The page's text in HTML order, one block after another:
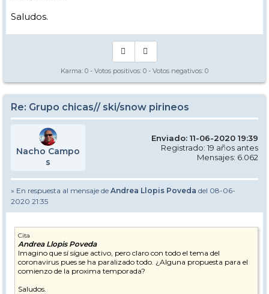
Saludos.
Karma: 0 - Votos positivos: 0 - Votos negativos: 0
Re: Grupo chicas// ski/snow pirineos
Nacho Campo
s
Enviado: 11-06-2020 19:39
Registrado: 19 años antes
Mensajes: 6.062
» En respuesta al mensaje de Andrea Llopis Poveda del 08-06-
2020 21:35
Cita
Andrea Llopis Poveda
Imagino que sí sígue activo, pero claro con todo el tema del
coronavirus pues se ha paralizado todo. ¿Alguna propuesta para el
comienzo de la proxima temporada?
Saludos.